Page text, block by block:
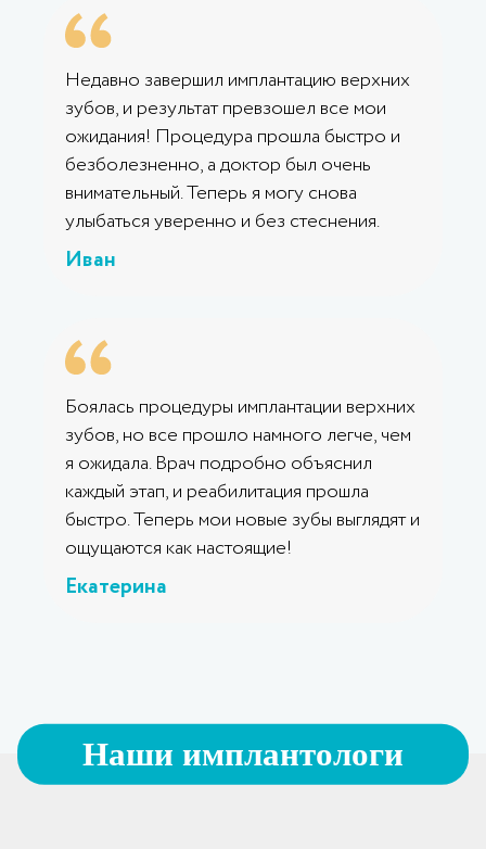
Недавно завершил имплантацию верхних
зубов, и результат превзошел все мои
ожидания! Процедура прошла быстро и
безболезненно, а доктор был очень
внимательный. Теперь я могу снова
улыбаться уверенно и без стеснения.
Иван
Боялась процедуры имплантации верхних
зубов, но все прошло намного легче, чем
я ожидала. Врач подробно объяснил
каждый этап, и реабилитация прошла
быстро. Теперь мои новые зубы выглядят и
ощущаются как настоящие!
Екатерина
Наши имплантологи